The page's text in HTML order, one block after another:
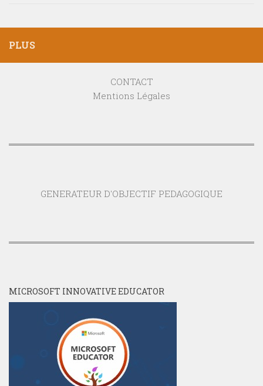
PLUS
CONTACT
Mentions Légales
GENERATEUR D'OBJECTIF PEDAGOGIQUE
MICROSOFT INNOVATIVE EDUCATOR